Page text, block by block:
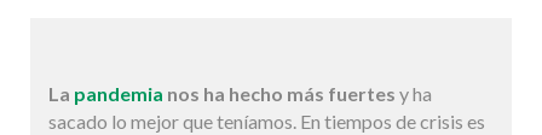
La pandemia nos ha hecho más fuertes y ha
sacado lo mejor que teníamos. En tiempos de crisis es